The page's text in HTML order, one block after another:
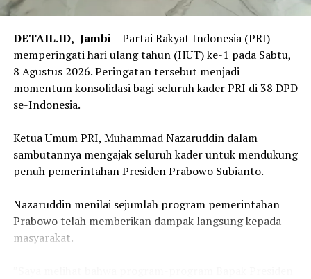
DETAIL.ID, Jambi– Partai Rakyat Indonesia (PRI)
memperingati hari ulang tahun (HUT) ke-1 pada Sabtu,
8 Agustus 2026. Peringatan tersebut menjadi
momentum konsolidasi bagi seluruh kader PRI di 38 DPD
se-Indonesia.
‎Ketua Umum PRI, Muhammad Nazaruddin dalam
sambutannya mengajak seluruh kader untuk mendukung
penuh pemerintahan Presiden Prabowo Subianto.
‎Nazaruddin menilai sejumlah program pemerintahan
Prabowo telah memberikan dampak langsung kepada
masyarakat.